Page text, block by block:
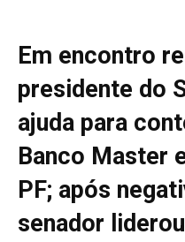
Em encontro
presidente do
ajuda para
Banco Master
PF; após
senador